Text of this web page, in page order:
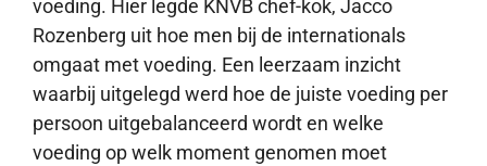
voeding. Hier legde KNVB chef-kok, Jacco
Rozenberg uit hoe men bij de internationals
omgaat met voeding. Een leerzaam inzicht
waarbij uitgelegd werd hoe de juiste voeding per
persoon uitgebalanceerd wordt en welke
voeding op welk moment genomen moet